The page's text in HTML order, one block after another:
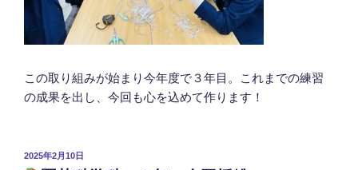
この取り組みが始まり今年度で３年目。これまでの練習
の成果を出し、今回も心を込めて作ります！
投
2025年2月10日